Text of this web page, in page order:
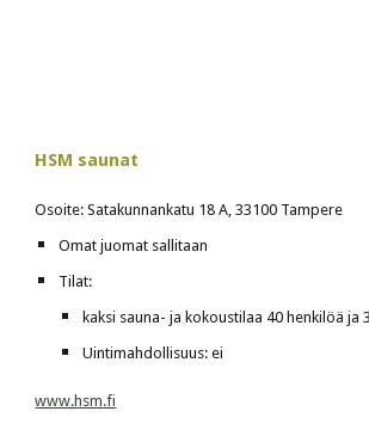
HSM saunat
Osoite: Satakunnankatu 18 A, 33100 Tampere
Omat juomat sallitaan
Tilat:
kaksi sauna- ja kokoustilaa 40 henkilöä ja
Uintimahdollisuus: ei
www.hsm.fi